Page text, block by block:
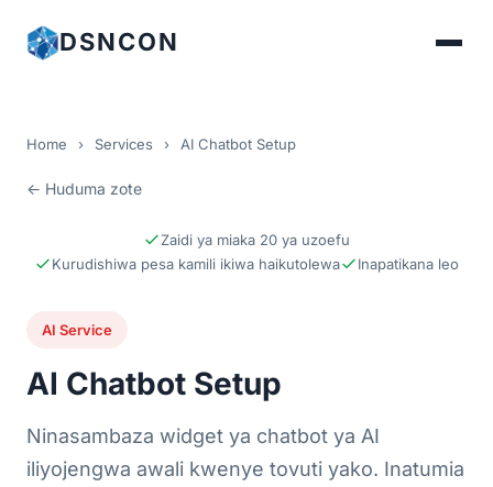
DSNCON
Home › Services › AI Chatbot Setup
← Huduma zote
Zaidi ya miaka 20 ya uzoefu
Kurudishiwa pesa kamili ikiwa haikutolewa
Inapatikana leo
AI Service
AI Chatbot Setup
Ninasambaza widget ya chatbot ya AI
iliyojengwa awali kwenye tovuti yako. Inatumia